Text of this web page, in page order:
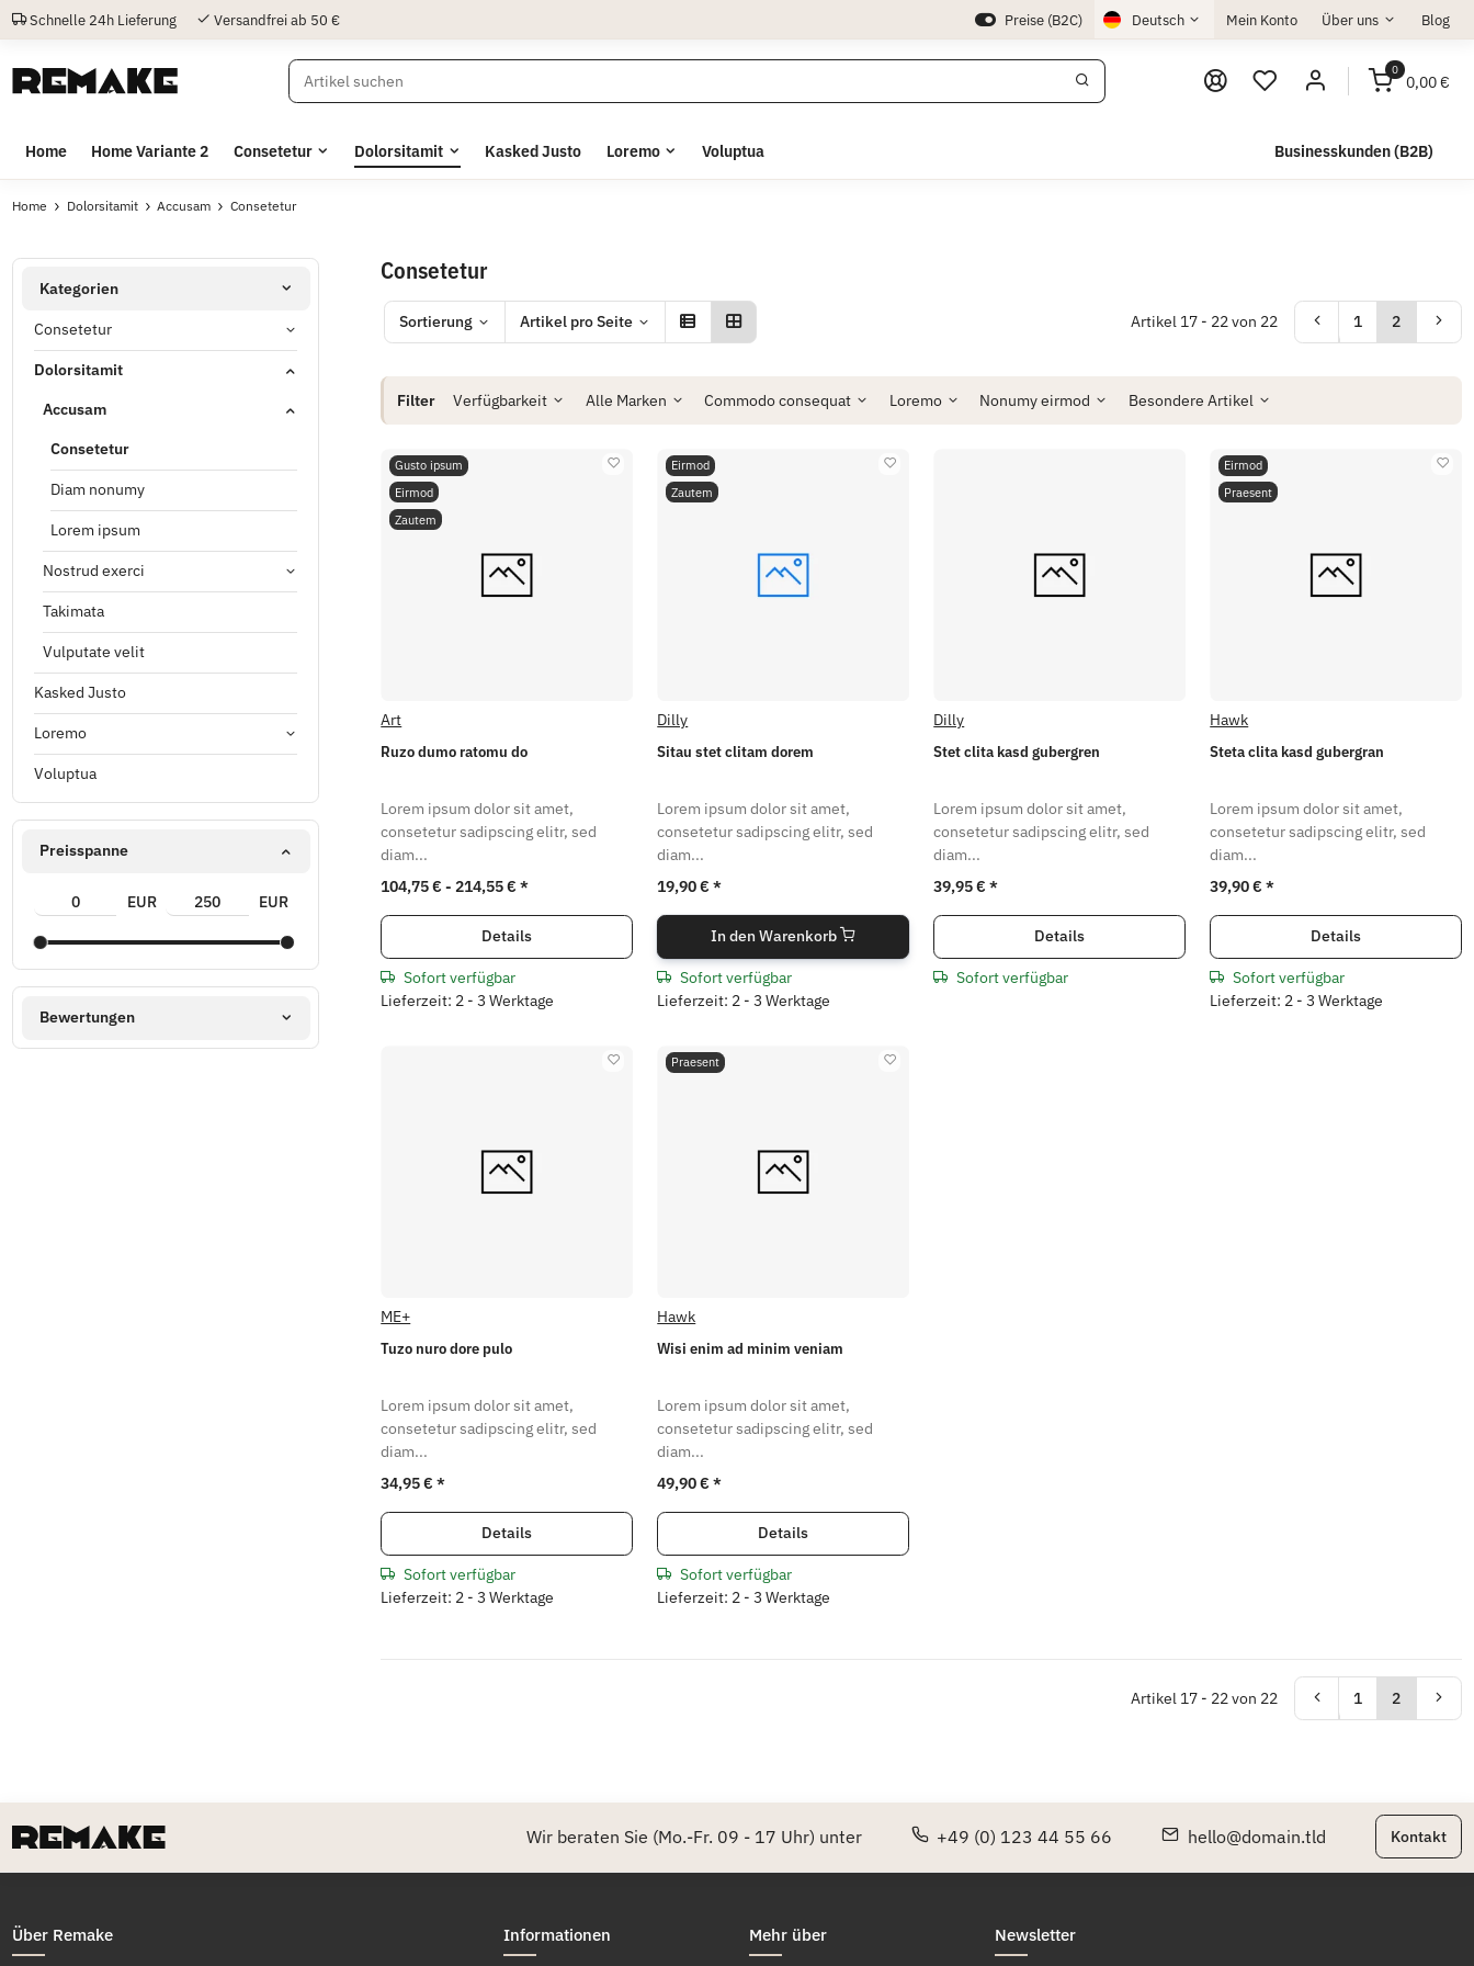
Preise (B2C) Deutsch Mein Konto Über uns Blog
Schnelle 24h Lieferung Versandfrei ab 50 €
0
0,00 €
Consetetur Dolorsitamit Kasked Justo Loremo Voluptua
Home Home Variante 2 Businesskunden (B2B)
Home Dolorsitamit Accusam Consetetur
Consetetur
Sortierung Artikel pro Seite Artikel 17 - 22 von 22 1 2
Filter Verfügbarkeit Alle Marken Commodo consequat Loremo Nonumy eirmod Besondere Artikel
Gusto ipsum
Eirmod
Zautem
Art
Ruzo dumo ratomu do
Lorem ipsum dolor sit amet,
consetetur sadipscing elitr, sed
diam...
104,75 € -214,55 €*
Details
Sofort verfügbar
Lieferzeit: 2 - 3 Werktage
Eirmod
Zautem
Dilly
Sitau stet clitam dorem
Lorem ipsum dolor sit amet,
consetetur sadipscing elitr, sed
diam...
19,90 €*
In den Warenkorb
Sofort verfügbar
Lieferzeit: 2 - 3 Werktage
Dilly
Stet clita kasd gubergren
Lorem ipsum dolor sit amet,
consetetur sadipscing elitr, sed
diam...
39,95 €*
Details
Sofort verfügbar
Eirmod
Praesent
Hawk
Steta clita kasd gubergran
Lorem ipsum dolor sit amet,
consetetur sadipscing elitr, sed
diam...
39,90 €*
Details
Sofort verfügbar
Lieferzeit: 2 - 3 Werktage
ME+
Tuzo nuro dore pulo
Lorem ipsum dolor sit amet,
consetetur sadipscing elitr, sed
diam...
34,95 €*
Details
Sofort verfügbar
Lieferzeit: 2 - 3 Werktage
Praesent
Hawk
Wisi enim ad minim veniam
Lorem ipsum dolor sit amet,
consetetur sadipscing elitr, sed
diam...
49,90 €*
Details
Sofort verfügbar
Lieferzeit: 2 - 3 Werktage
Artikel 17 - 22 von 22 1 2
Kategorien
Consetetur
Dolorsitamit
Accusam
Consetetur
Diam nonumy
Lorem ipsum
Nostrud exerci
Takimata
Vulputate velit
Kasked Justo
Loremo
Voluptua
Preisspanne
EUR EUR
Bewertungen
Wir beraten Sie (Mo.-Fr. 09 - 17 Uhr) unter +49 (0) 123 44 55 66 hello@domain.tld Kontakt
Über Remake Informationen Mehr über Newsletter